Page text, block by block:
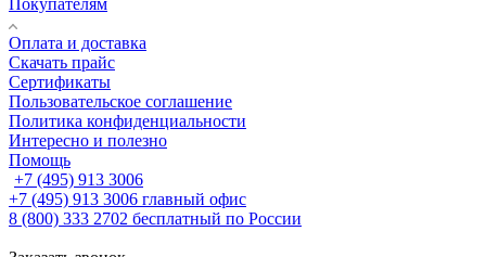
Оплата и доставка
Скачать прайс
Сертификаты
Пользовательское соглашение
Политика конфиденциальности
Интересно и полезно
Помощь
+7 (495) 913 3006
+7 (495) 913 3006 главный офис
8 (800) 333 2702 бесплатный по России